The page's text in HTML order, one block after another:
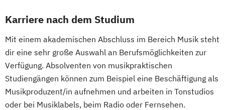
Karriere nach dem Studium
Mit einem akademischen Abschluss im Bereich Musik steht
dir eine sehr große Auswahl an Berufsmöglichkeiten zur
Verfügung. Absolventen von musikpraktischen
Studiengängen können zum Beispiel eine Beschäftigung als
Musikproduzent/in aufnehmen und arbeiten in Tonstudios
oder bei Musiklabels, beim Radio oder Fernsehen.